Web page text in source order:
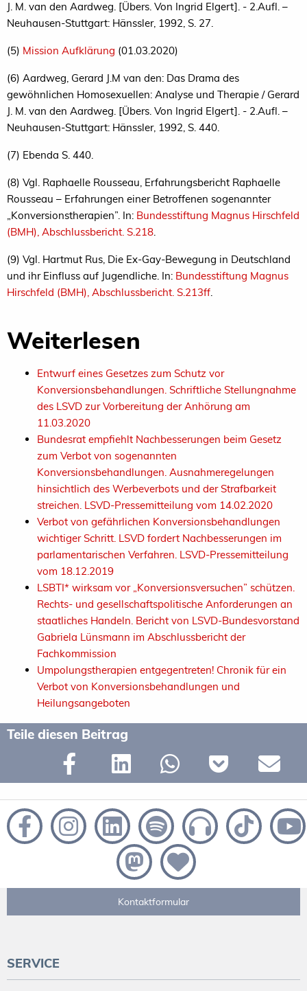
J. M. van den Aardweg. [Übers. Von Ingrid Elgert]. - 2.Aufl. –
Neuhausen-Stuttgart: Hänssler, 1992, S. 27.
(5) Mission Aufklärung (01.03.2020)
(6) Aardweg, Gerard J.M van den: Das Drama des
gewöhnlichen Homosexuellen: Analyse und Therapie / Gerard
J. M. van den Aardweg. [Übers. Von Ingrid Elgert]. - 2.Aufl. –
Neuhausen-Stuttgart: Hänssler, 1992, S. 440.
(7) Ebenda S. 440.
(8) Vgl. Raphaelle Rousseau, Erfahrungsbericht Raphaelle
Rousseau – Erfahrungen einer Betroffenen sogenannter
„Konversionstherapien”. In: Bundesstiftung Magnus Hirschfeld
(BMH), Abschlussbericht. S.218
(9) Vgl. Hartmut Rus, Die Ex-Gay-Bewegung in Deutschland
und ihr Einfluss auf Jugendliche. In: Bundesstiftung Magnus
Hirschfeld (BMH), Abschlussbericht. S.213ff
Weiterlesen
Entwurf eines Gesetzes zum Schutz vor
Konversionsbehandlungen. Schriftliche Stellungnahme
des LSVD zur Vorbereitung der Anhörung am
11.03.2020
Bundesrat empfiehlt Nachbesserungen beim Gesetz
zum Verbot von sogenannten
Konversionsbehandlungen. Ausnahmeregelungen
hinsichtlich des Werbeverbots und der Strafbarkeit
streichen. LSVD-Pressemitteilung vom 14.02.2020
Verbot von gefährlichen Konversionsbehandlungen
wichtiger Schritt. LSVD fordert Nachbesserungen im
parlamentarischen Verfahren. LSVD-Pressemitteilung
vom 18.12.2019
LSBTI* wirksam vor „Konversionsversuchen” schützen.
Rechts- und gesellschaftspolitische Anforderungen an
staatliches Handeln. Bericht von LSVD-Bundesvorstand
Gabriela Lünsmann im Abschlussbericht der
Fachkommission
Umpolungstherapien entgegentreten! Chronik für ein
Verbot von Konversionsbehandlungen und
Heilungsangeboten
Teile diesen Beitrag
Kontaktformular
SERVICE